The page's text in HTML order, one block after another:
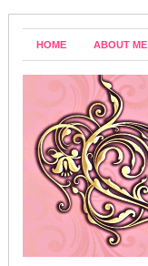
HOME ABOUT ME